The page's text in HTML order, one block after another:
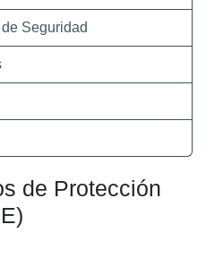
Seguridad
de Protección